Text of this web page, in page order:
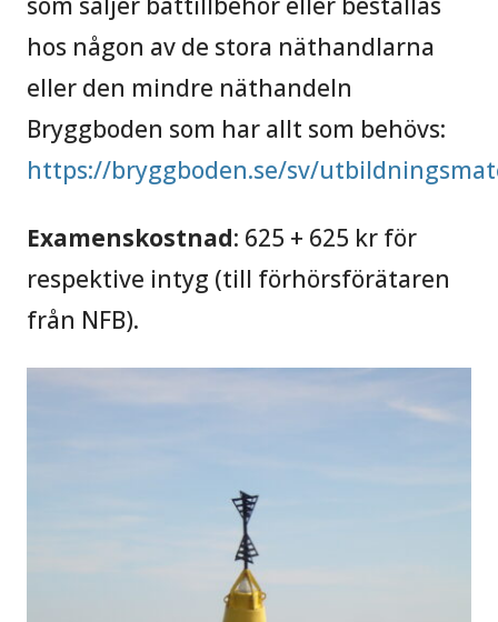
hos någon av de stora näthandlarna
eller den mindre näthandeln
Bryggboden som har allt som behövs:
https://bryggboden.se/sv/
Examenskostnad: 625 + 625 kr för
respektive intyg (till förhörsförätaren
från NFB).